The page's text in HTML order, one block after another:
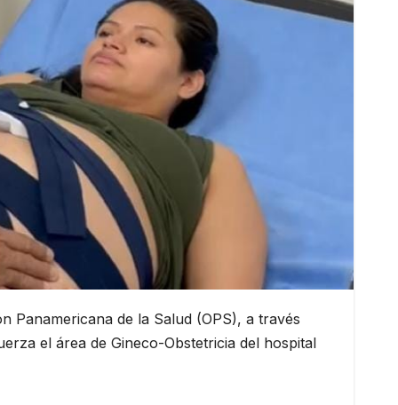
Panamericana de la Salud (OPS), a través
el área de Gineco-Obstetricia del hospital